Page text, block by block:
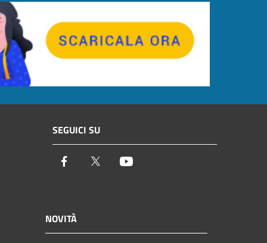
SEGUICI SU
Facebook Twitter
NOVITÀ